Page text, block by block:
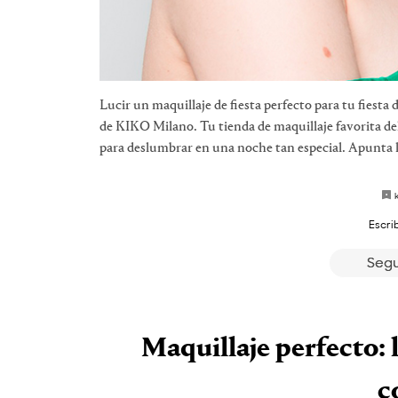
Lucir un maquillaje de fiesta perfecto para tu fiesta
de KIKO Milano. Tu tienda de maquillaje favorita
para deslumbrar en una noche tan especial. Apunta
Maquillaje perfecto: